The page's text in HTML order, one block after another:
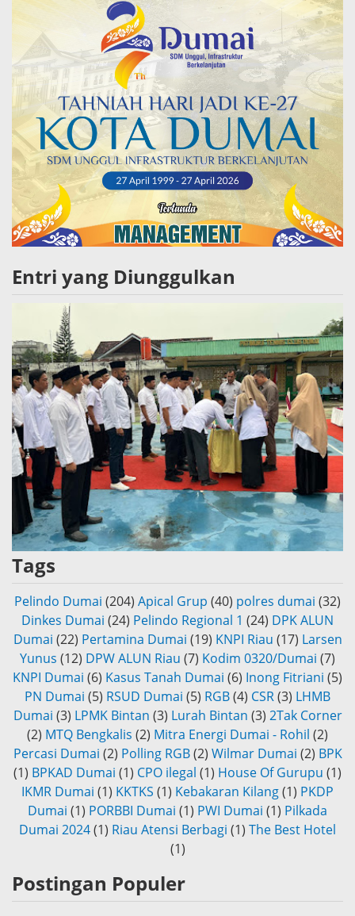
Entri yang Diunggulkan
Tags
Pelindo Dumai (204) Apical Grup (40) polres dumai (32)
Dinkes Dumai (24) Pelindo Regional 1 (24) DPK ALUN
Dumai (22) Pertamina Dumai (19) KNPI Riau (17) Larsen
Yunus (12) DPW ALUN Riau (7) Kodim 0320/Dumai (7)
KNPI Dumai (6) Kasus Tanah Dumai (6) Inong Fitriani (5)
PN Dumai (5) RSUD Dumai (5) RGB(4) CSR(3) LHMB
Dumai (3) LPMK Bintan (3) Lurah Bintan (3) 2Tak Corner
(2) MTQ Bengkalis (2) Mitra Energi Dumai - Rohil (2)
Percasi Dumai (2) Polling RGB (2) Wilmar Dumai (2) BPK
(1) BPKAD Dumai (1) CPO ilegal (1) House Of Gurupu (1)
IKMR Dumai (1) KKTKS (1) Kebakaran Kilang(1) PKDP
Dumai (1) PORBBI Dumai (1) PWI Dumai (1) Pilkada
Dumai 2024(1) Riau Atensi Berbagi (1) The Best Hotel
(1)
Postingan Populer